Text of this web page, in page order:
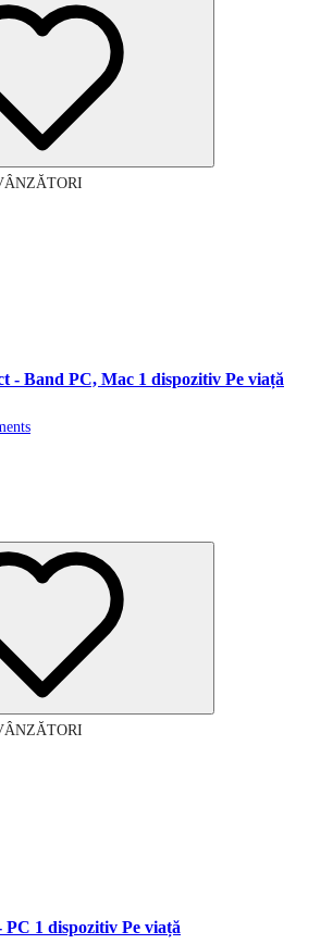
- Band PC, Mac 1 dispozitiv Pe viață
1 dispozitiv Pe viață